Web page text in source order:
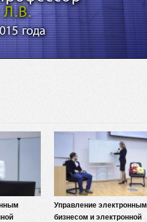
видео
Управление электронным
бизнесом и электронной